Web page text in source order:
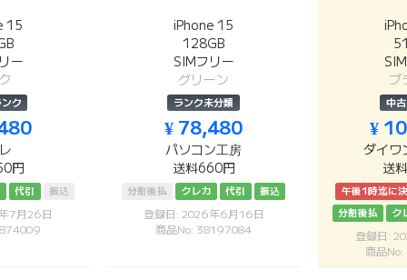
15
ー
ク
円
代引 振込
7月26日
iPhone 15
128GB
SIMフリー
グリーン
ランク未分類
¥ 78,480
パソコン工房
送料660円
分割後払 クレカ 代引 振込
登録日: 2026年6月16日
商品No: 38197084
ブ
中
¥
ダイワ
送
午後1時迄に
分割後払
ク
登録日:
商品